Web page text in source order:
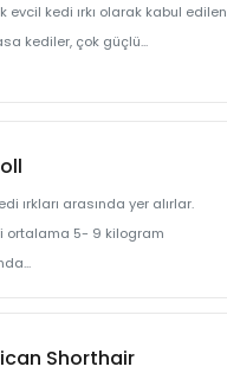
evcil kedi ırkı olarak kabul edilen
kediler, çok güçlü...
ırkları arasında yer alırlar.
ortalama 5- 9 kilogram
Shorthair